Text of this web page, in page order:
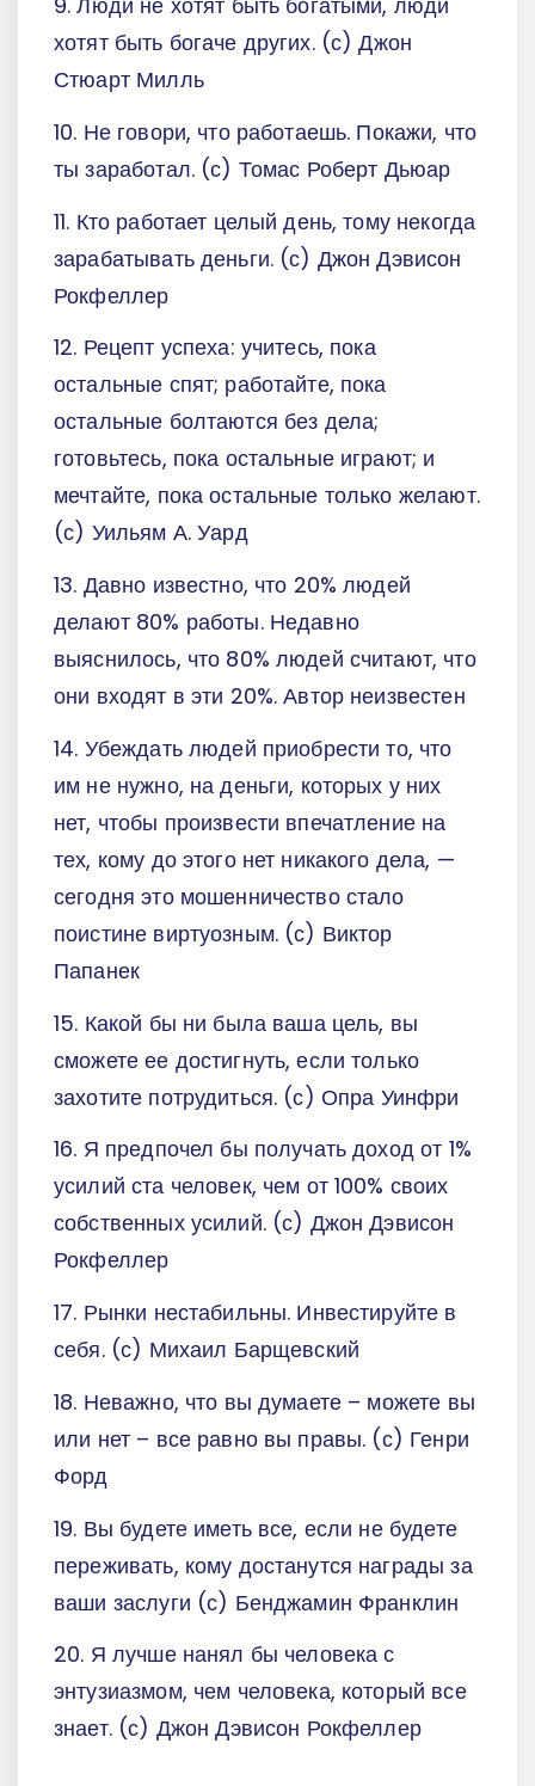
хотят быть богаче других. (с) Джон
Стюарт Милль
10. Не говори, что работаешь. Покажи, что
ты заработал. (с) Томас Роберт Дьюар
11. Кто работает целый день, тому некогда
зарабатывать деньги. (с) Джон Дэвисон
Рокфеллер
12. Рецепт успеха: учитесь, пока
остальные спят; работайте, пока
остальные болтаются без дела;
готовьтесь, пока остальные играют; и
мечтайте, пока остальные только желают.
(с) Уильям А. Уард
13. Давно известно, что 20% людей
делают 80% работы. Недавно
выяснилось, что 80% людей считают, что
они входят в эти 20%. Автор неизвестен
14. Убеждать людей приобрести то, что
им не нужно, на деньги, которых у них
нет, чтобы произвести впечатление на
тех, кому до этого нет никакого дела, —
сегодня это мошенничество стало
поистине виртуозным. (с) Виктор
Папанек
15. Какой бы ни была ваша цель, вы
сможете ее достигнуть, если только
захотите потрудиться. (с) Опра Уинфри
16. Я предпочел бы получать доход от 1%
усилий ста человек, чем от 100% своих
собственных усилий. (с) Джон Дэвисон
Рокфеллер
17. Рынки нестабильны. Инвестируйте в
себя. (с) Михаил Барщевский
18. Неважно, что вы думаете – можете вы
или нет – все равно вы правы. (с) Генри
Форд
19. Вы будете иметь все, если не будете
переживать, кому достанутся награды за
ваши заслуги (с) Бенджамин Франклин
20. Я лучше нанял бы человека с
энтузиазмом, чем человека, который все
знает. (с) Джон Дэвисон Рокфеллер